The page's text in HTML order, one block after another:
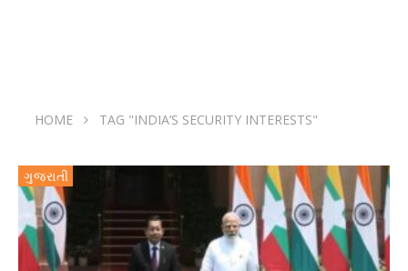
HOME TAG "INDIA’S SECURITY INTERESTS"
ગુજરાતી